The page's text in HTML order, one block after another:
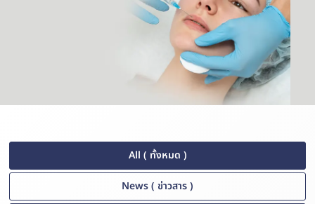
All ( ทั้งหมด )
News ( ข่าวสาร )